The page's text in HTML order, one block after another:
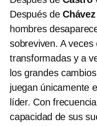
Después deChávez
hombres
sobreviven. A
transformadas y a
los grandes
juegan únicamente
líder. Con
capacidad de sus